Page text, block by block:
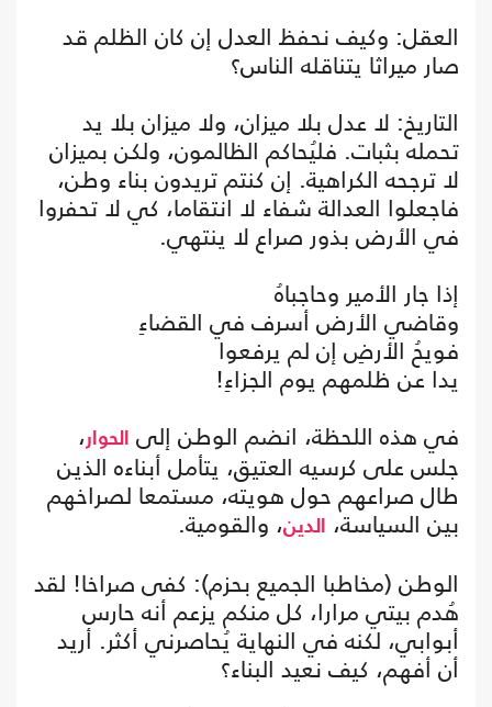
العقل: وكيف نحفظ العدل إن كان الظلم قد
صار ميراثا يتناقله الناس؟
التاريخ: لا عدل بلا ميزان، ولا ميزان بلا يد
تحمله بثبات. فليُحاكم الظالمون، ولكن بميزان
لا ترجحه الكراهية. إن كنتم تريدون بناء وطن،
فاجعلوا العدالة شفاء لا انتقاما، كي لا تحفروا
في الأرض بذور صراع لا ينتهي.
إذا جار الأمير وحاجباهُ
وقاضي الأرض أسرف في القضاءِ
فويحُ الأرضِ إن لم يرفعوا
يدا عن ظلمهم يوم الجزاءِ!
في هذه اللحظة، انضم الوطن إلى
الحوار ،
جلس على كرسيه العتيق، يتأمل أبناءه الذين
طال صراعهم حول هويته، مستمعا لصراخهم
بين السياسة، الدين، والقومية.
الوطن (مخاطبا الجميع بحزم): كفى صراخا! لقد
هُدم بيتي مرارا، كل منكم يزعم أنه حارس
أبوابي، لكنه في النهاية يُحاصرني أكثر. أريد
أن أفهم، كيف نعيد البناء؟